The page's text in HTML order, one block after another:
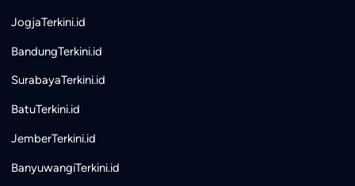
JogjaTerkini.id
BandungTerkini.id
SurabayaTerkini.id
BatuTerkini.id
JemberTerkini.id
BanyuwangiTerkini.id